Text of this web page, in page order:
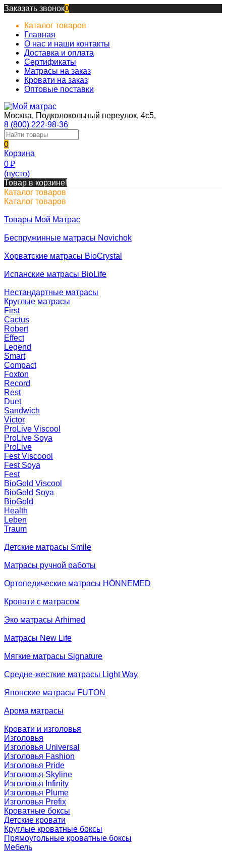
Заказать звонок0
Каталог товаров
Главная
О нас и наши контакты
Доставка и оплата
Сертификаты
Матрасы на заказ
Кровати на заказ
Оптовые поставки
Москва, Подколокольный переулок, 4с5,
8 (800) 222-98-36
0
Корзина
0 ₽
(пусто)
Товар в корзине!
Каталог товаров
Каталог товаров
Товары Мой Матрас
Беспружинные матрасы Novichok
Хорватские матрасы BioCrystal
Испанские матрасы BioLife
Нестандартные матрасы
Круглые матрасы
First
Cactus
Robert
Effect
Legend
Smart
Compact
Foxton
Record
Rest
Duet
Sandwich
Victor
ProLive Viscool
ProLive Soya
ProLive
Fest Viscoool
Fest Soya
Fest
BioGold Viscool
BioGold Soya
BioGold
Health
Leben
Traum
Детские матрасы Smile
Матрасы ручной работы
Ортопедические матрасы HÖNNEMED
Кровати с матрасом
Эко матрасы Arhimed
Матрасы New Life
Мягкие матрасы Signature
Средне-жесткие матрасы Light Way
Японские матрасы FUTON
Арома матрасы
Кровати и изголовья
Изголовья
Изголовья Universal
Изголовья Fashion
Изголовья Pride
Изголовья Skyline
Изголовья Infinity
Изголовья Plume
Изголовья Prefix
Кроватные боксы
Детские кровати
Круглые кроватные боксы
Прямоугольные кроватные боксы
Мебель